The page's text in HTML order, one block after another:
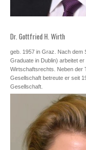
Dr. Gottfried H. Wirth
geb. 1957 in Graz. Nach dem
Graduate in Dublin) arbeitet
Wirtschaftsrechts. Neben der
Gesellschaft betreute er seit
Gesellschaft.